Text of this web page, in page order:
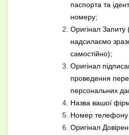
паспорта та
номеру;
Оригінал Запиту
надсилаємо
самостійно);
Оригінал
проведення
персональних
Назва вашої
Номер телефону
Оригінал